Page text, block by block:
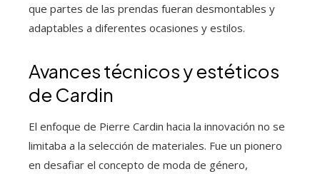
que partes de las prendas fueran desmontables y
adaptables a diferentes ocasiones y estilos.
Avances técnicos y estéticos
de Cardin
El enfoque de Pierre Cardin hacia la innovación no se
limitaba a la selección de materiales. Fue un pionero
en desafiar el concepto de moda de género,